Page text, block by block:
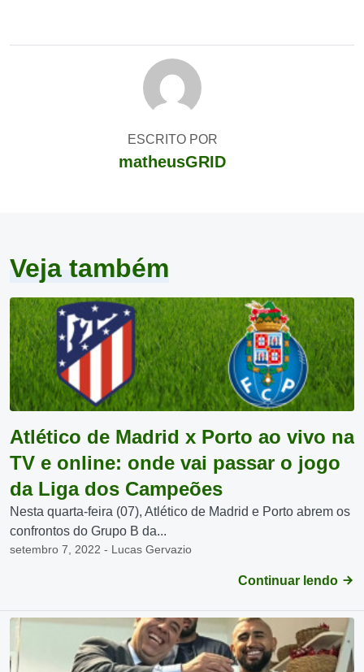
ESCRITO POR
matheusGRID
Veja também
Atlético de Madrid x Porto ao vivo na
TV e online: onde vai passar o jogo
da Liga dos Campeões
Nesta quarta-feira (07), Atlético de Madrid e Porto abrem os
confrontos do Grupo B da...
setembro 7, 2022 - Lucas Gervazio
Continuar lendo